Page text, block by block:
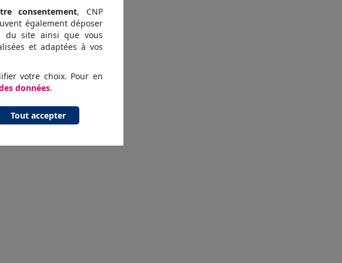
consentement, CNP
également déposer
du site ainsi que vous
et adaptées à vos
votre choix. Pour en
données.
Tout accepter